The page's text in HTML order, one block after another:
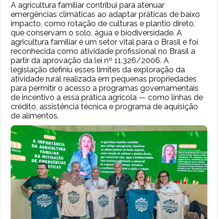
A agricultura familiar contribui para atenuar
emergências climáticas ao adaptar práticas de baixo
impacto, como rotação de culturas e plantio direto,
que conservam o solo, água e biodiversidade. A
agricultura familiar é um setor vital para o Brasil e foi
reconhecida como atividade profissional no Brasil a
partir da aprovação da lei nº 11.326/2006. A
legislação definiu esses limites da exploração da
atividade rural realizada em pequenas propriedades
para permitir o acesso a programas governamentais
de incentivo a essa prática agrícola — como linhas de
crédito, assistência técnica e programa de aquisição
de alimentos.